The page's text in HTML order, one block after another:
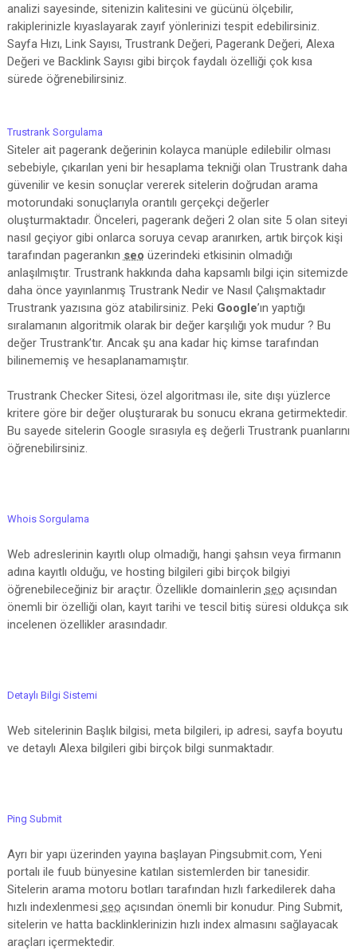
analizi sayesinde, sitenizin kalitesini ve gücünü ölçebilir,
rakiplerinizle kıyaslayarak zayıf yönlerinizi tespit edebilirsiniz.
Sayfa Hızı, Link Sayısı, Trustrank Değeri, Pagerank Değeri, Alexa
Değeri ve Backlink Sayısı gibi birçok faydalı özelliği çok kısa
sürede öğrenebilirsiniz.
Trustrank Sorgulama
Siteler ait pagerank değerinin kolayca manüple edilebilir olması
sebebiyle, çıkarılan yeni bir hesaplama tekniği olan Trustrank daha
güvenilir ve kesin sonuçlar vererek sitelerin doğrudan arama
motorundaki sonuçlarıyla orantılı gerçekçi değerler
oluşturmaktadır. Önceleri, pagerank değeri 2 olan site 5 olan siteyi
nasıl geçiyor gibi onlarca soruya cevap aranırken, artık birçok kişi
tarafından pagerankın seo üzerindeki etkisinin olmadığı
anlaşılmıştır. Trustrank hakkında daha kapsamlı bilgi için sitemizde
daha önce yayınlanmış Trustrank Nedir ve Nasıl Çalışmaktadır
Trustrank yazısına göz atabilirsiniz. Peki Google’ın yaptığı
sıralamanın algoritmik olarak bir değer karşılığı yok mudur ? Bu
değer Trustrank’tır. Ancak şu ana kadar hiç kimse tarafından
bilinememiş ve hesaplanamamıştır.
Trustrank Checker Sitesi, özel algoritması ile, site dışı yüzlerce
kritere göre bir değer oluşturarak bu sonucu ekrana getirmektedir.
Bu sayede sitelerin Google sırasıyla eş değerli Trustrank puanlarını
öğrenebilirsiniz.
Whois Sorgulama
Web adreslerinin kayıtlı olup olmadığı, hangi şahsın veya firmanın
adına kayıtlı olduğu, ve hosting bilgileri gibi birçok bilgiyi
öğrenebileceğiniz bir araçtır. Özellikle domainlerin seo açısından
önemli bir özelliği olan, kayıt tarihi ve tescil bitiş süresi oldukça sık
incelenen özellikler arasındadır.
Detaylı Bilgi Sistemi
Web sitelerinin Başlık bilgisi, meta bilgileri, ip adresi, sayfa boyutu
ve detaylı Alexa bilgileri gibi birçok bilgi sunmaktadır.
Ping Submit
Ayrı bir yapı üzerinden yayına başlayan Pingsubmit.com, Yeni
portalı ile fuub bünyesine katılan sistemlerden bir tanesidir.
Sitelerin arama motoru botları tarafından hızlı farkedilerek daha
hızlı indexlenmesi seo açısından önemli bir konudur. Ping Submit,
sitelerin ve hatta backlinklerinizin hızlı index almasını sağlayacak
araçları içermektedir.